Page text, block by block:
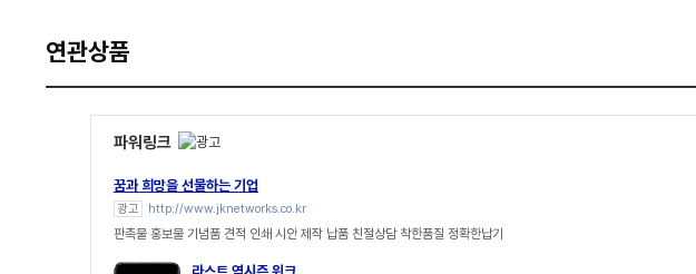
연관상품
파워링크
꿈과 희망을 선물하는 기업
광고 http://www.jknetworks.co.kr
판촉물 홍보물 기념품 견적 인쇄 시안 제작 납품 친절상담 착한품질 정확한납기